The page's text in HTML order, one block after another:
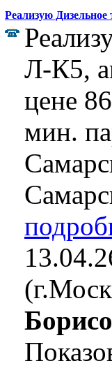
Реализую
Л-К5,
цене
мин.